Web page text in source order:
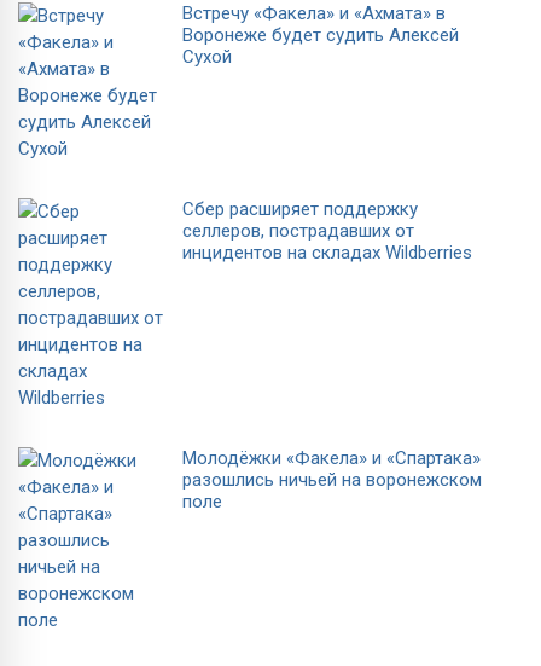
Встречу «Факела» и «Ахмата» в
Воронеже будет судить Алексей
Сухой
Сбер расширяет поддержку
селлеров, пострадавших от
инцидентов на складах Wildberries
Молодёжки «Факела» и «Спартака»
разошлись ничьей на воронежском
поле